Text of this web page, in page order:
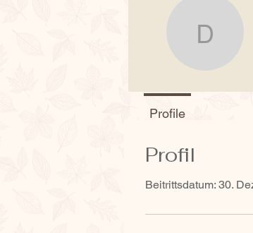
Profil
Beitrittsdatum: 30.
Profile